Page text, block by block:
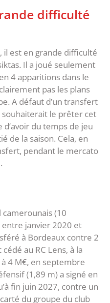
difficulté
il est en grande difficulté
Il a joué seulement
4 apparitions dans le
pas les plans
A défaut d’un transfert
souhaiterait le prêter cet
du temps de jeu
de la saison. Cela, en
pendant le mercato
camerounais (10
entre janvier 2020 et
à Bordeaux contre 2
au RC Lens, à la
4 M€, en septembre
(1,89 m) a signé en
fin juin 2027, contre un
du groupe du club